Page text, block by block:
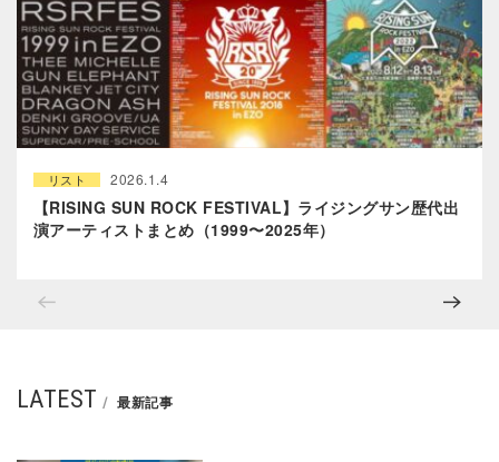
リスト 2026.1.4
【RISING SUN ROCK FESTIVAL】ライジングサン歴代出
演アーティストまとめ（1999〜2025年）
LATEST 最新記事